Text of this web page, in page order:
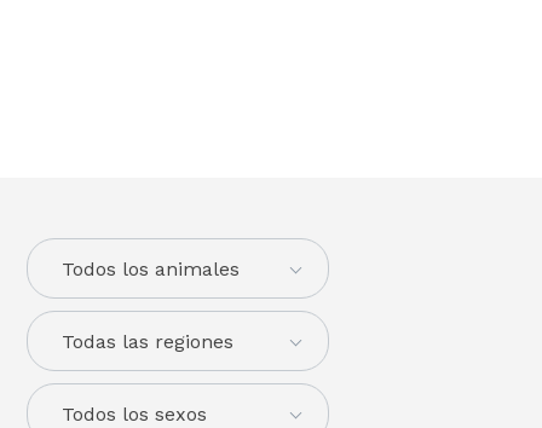
Todas las regiones
Todos los animales
Todos los sexos